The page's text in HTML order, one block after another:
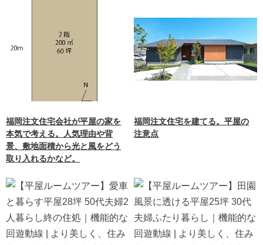
福岡注文住宅会社が平屋の家を
本気で考える。人気理由や背
景、敷地面積から光と風をどう
取り入れるかなど。
福岡注文住宅を建てる。平屋の
注意点